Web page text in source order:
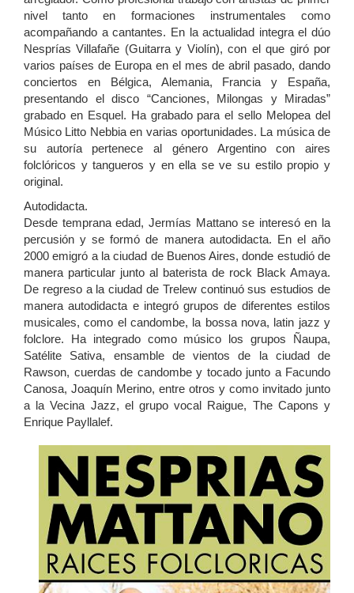
nivel tanto en formaciones instrumentales como
acompañando a cantantes. En la actualidad integra el dúo
Nesprías Villafañe (Guitarra y Violín), con el que giró por
varios países de Europa en el mes de abril pasado, dando
conciertos en Bélgica, Alemania, Francia y España,
presentando el disco “Canciones, Milongas y Miradas”
grabado en Esquel. Ha grabado para el sello Melopea del
Músico Litto Nebbia en varias oportunidades. La música de
su autoría pertenece al género Argentino con aires
folclóricos y tangueros y en ella se ve su estilo propio y
original.
Autodidacta.
Desde temprana edad, Jermías Mattano se interesó en la
percusión y se formó de manera autodidacta. En el año
2000 emigró a la ciudad de Buenos Aires, donde estudió de
manera particular junto al baterista de rock Black Amaya.
De regreso a la ciudad de Trelew continuó sus estudios de
manera autodidacta e integró grupos de diferentes estilos
musicales, como el candombe, la bossa nova, latin jazz y
folclore. Ha integrado como músico los grupos Ñaupa,
Satélite Sativa, ensamble de vientos de la ciudad de
Rawson, cuerdas de candombe y tocado junto a Facundo
Canosa, Joaquín Merino, entre otros y como invitado junto
a la Vecina Jazz, el grupo vocal Raigue, The Capons y
Enrique Payllalef.